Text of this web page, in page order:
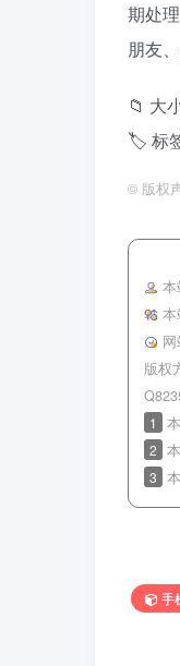
期处
朋友
📁 大
🏷 标
© 版权
本
本
网
版权
1
2
3
手